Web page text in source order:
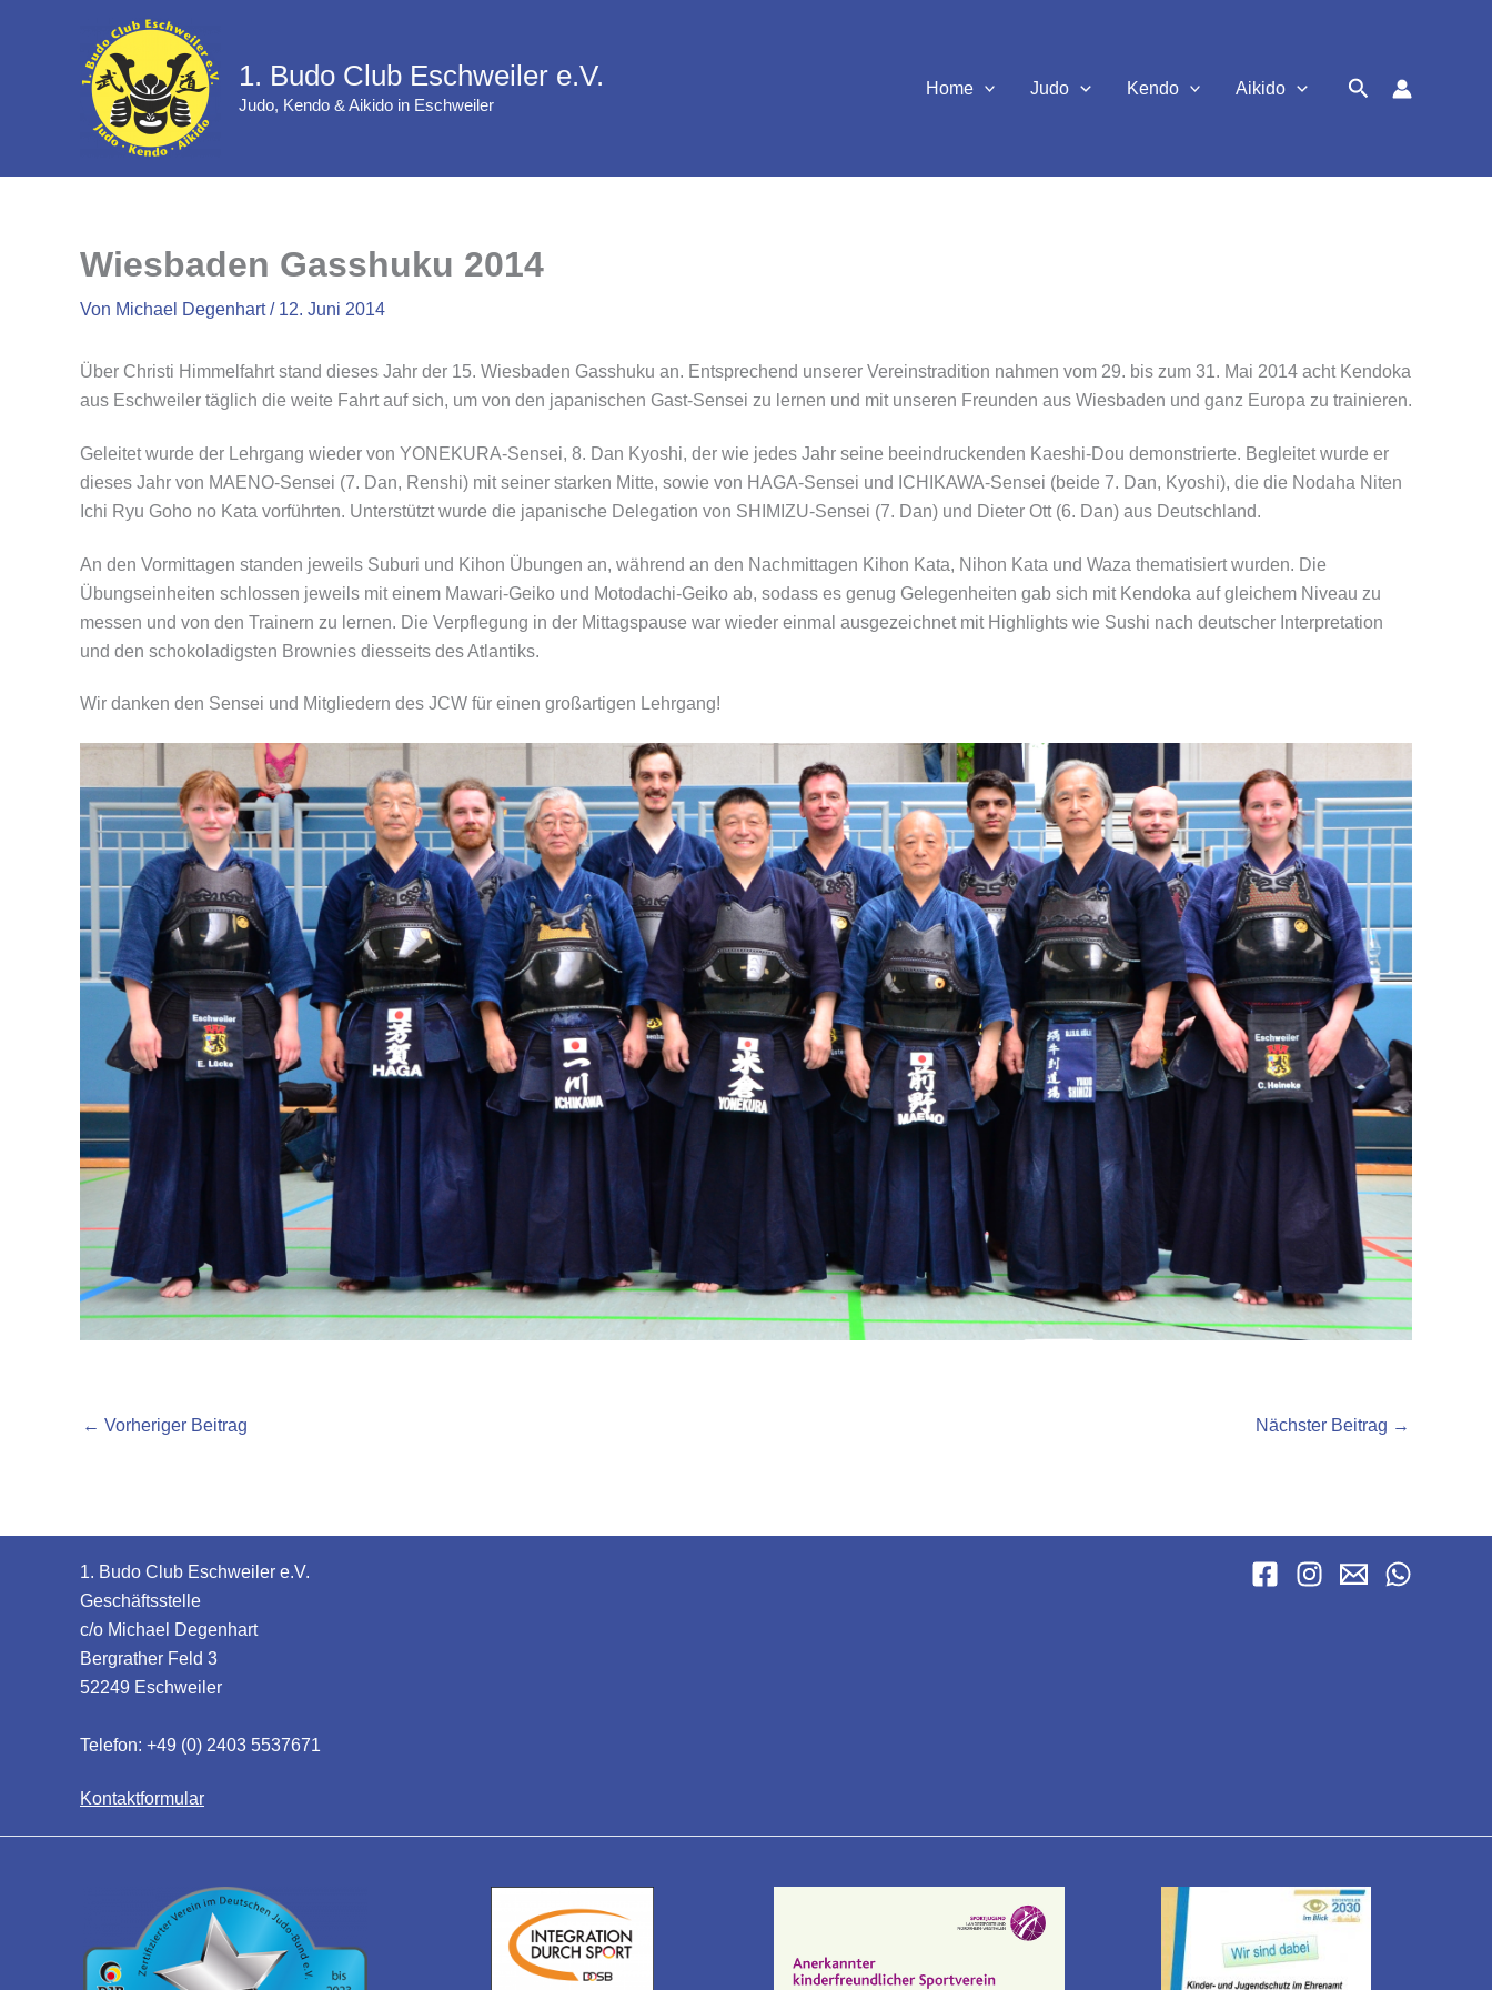
1. Budo Club Eschweiler e.V.
Judo, Kendo & Aikido in Eschweiler
Home Judo Kendo Aikido Suchen
Wiesbaden Gasshuku 2014
Von Michael Degenhart/ 12. Juni 2014
Über Christi Himmelfahrt stand dieses Jahr der 15. Wiesbaden Gasshuku an. Entsprechend unserer Vereinstradition nahmen vom 29. bis zum 31. Mai 2014 acht Kendoka
aus Eschweiler täglich die weite Fahrt auf sich, um von den japanischen Gast-Sensei zu lernen und mit unseren Freunden aus Wiesbaden und ganz Europa zu trainieren.
Geleitet wurde der Lehrgang wieder von YONEKURA-Sensei, 8. Dan Kyoshi, der wie jedes Jahr seine beeindruckenden Kaeshi-Dou demonstrierte. Begleitet wurde er
dieses Jahr von MAENO-Sensei (7. Dan, Renshi) mit seiner starken Mitte, sowie von HAGA-Sensei und ICHIKAWA-Sensei (beide 7. Dan, Kyoshi), die die Nodaha Niten
Ichi Ryu Goho no Kata vorführten. Unterstützt wurde die japanische Delegation von SHIMIZU-Sensei (7. Dan) und Dieter Ott (6. Dan) aus Deutschland.
An den Vormittagen standen jeweils Suburi und Kihon Übungen an, während an den Nachmittagen Kihon Kata, Nihon Kata und Waza thematisiert wurden. Die
Übungseinheiten schlossen jeweils mit einem Mawari-Geiko und Motodachi-Geiko ab, sodass es genug Gelegenheiten gab sich mit Kendoka auf gleichem Niveau zu
messen und von den Trainern zu lernen. Die Verpflegung in der Mittagspause war wieder einmal ausgezeichnet mit Highlights wie Sushi nach deutscher Interpretation
und den schokoladigsten Brownies diesseits des Atlantiks.
Wir danken den Sensei und Mitgliedern des JCW für einen großartigen Lehrgang!
← Vorheriger Beitrag Nächster Beitrag →
1. Budo Club Eschweiler e.V.
Geschäftsstelle
c/o Michael Degenhart
Bergrather Feld 3
52249 Eschweiler
Telefon: +49 (0) 2403 5537671
Kontaktformular